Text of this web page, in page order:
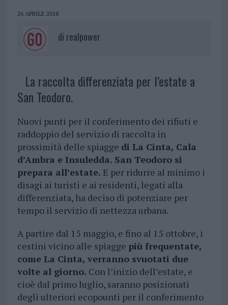
26 APRILE 2018
di realpower
La raccolta differenziata per l’estate a
San Teodoro.
Nuovi punti per il conferimento dei rifiuti e
raddoppio del servizio di raccolta in
prossimità delle spiagge di La Cinta, Cala
d’Ambra e Insuledda. San Teodoro si
prepara all’estate. E per ridurre al minimo i
disagi ai turisti e ai residenti, legati alla
differenziata, ha deciso di potenziare per
tempo il servizio di nettezza urbana.
A partire dal 15 maggio, e fino al 15 ottobre, i
cestini vicino alle spiagge più frequentate,
come La Cinta, verranno svuotati due
volte al giorno. Con l’inizio dell’estate, e
cioè dal primo luglio, saranno posizionati
degli ulteriori ecopounti per il conferimento